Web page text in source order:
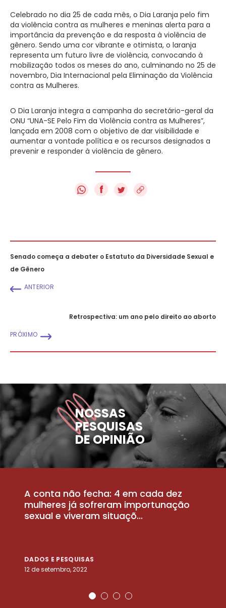
Celebrado no dia 25 de cada mês, o Dia Laranja pelo fim
da violência contra as mulheres e meninas alerta para a
importância da prevenção e da resposta à violência de
gênero. Sendo uma cor vibrante e otimista, o laranja
representa um futuro livre de violência, convocando à
mobilização todos os meses do ano, culminando no 25 de
novembro, Dia Internacional pela Eliminação da Violência
contra as Mulheres.
O Dia Laranja integra a campanha do secretário-geral da
ONU “UNA-SE Pelo Fim da Violência contra as Mulheres”,
lançada em 2008 com o objetivo de dar visibilidade e
aumentar a vontade política e os recursos designados a
prevenir e responder à violência de gênero.
f
Senado começa a debater o Estatuto da Diversidade Sexual e
de Gênero
ANTERIOR
Retrospectiva: um ano pelo direito ao aborto
PRÓXIMO
NOSSAS
PESQUISAS
DE OPINIÃO
A conta não fecha: 4 em cada dez
mulheres já sofreram importunação
sexual e viveram situaçõ...
DADOS E PESQUISAS
12 de setembro, 2022